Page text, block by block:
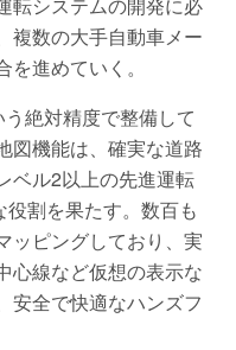
転システムの開発に必
複数の大手自動車メー
進めていく。
絶対精度で整備して
図機能は、確実な道路
ベル2以上の先進運転
割を果たす。数百も
ッピングしており、実
心線など仮想の表示な
安全で快適なハンズフ